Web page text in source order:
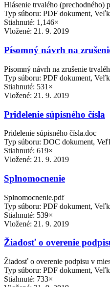
Hlásenie trvalého (prechodného)
Typ súboru: PDF dokument,
Stiahnuté: 1,146×
Vložené: 21. 9. 2019
Písomný návrh na
Písomný návrh na zrušenie
Typ súboru: PDF dokument,
Stiahnuté: 531×
Vložené: 21. 9. 2019
Pridelenie súpisného čísla
Pridelenie súpisného čísla.doc
Typ súboru: DOC dokument,
Stiahnuté: 619×
Vložené: 21. 9. 2019
Splnomocnenie
Splnomocnenie.pdf
Typ súboru: PDF dokument,
Stiahnuté: 539×
Vložené: 21. 9. 2019
Žiadosť o overenie
Žiadosť o overenie podpisu v
Typ súboru: PDF dokument,
Stiahnuté: 733×